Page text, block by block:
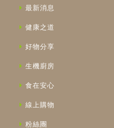
最新消息
健康之道
好物分享
生機廚房
食在安心
線上購物
粉絲團